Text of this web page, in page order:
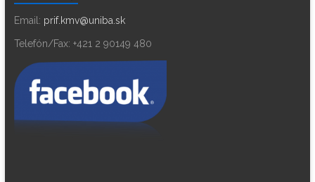
Email: prif.kmv@uniba.sk
Telefón/Fax: +421 2 90149 480